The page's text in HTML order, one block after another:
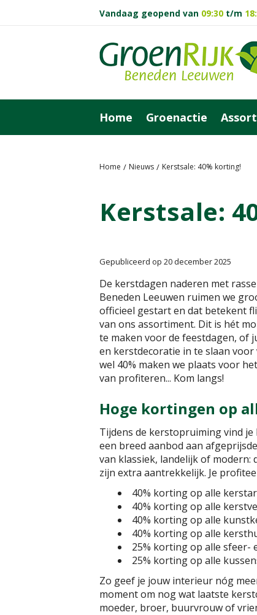
Home Nieuws Kerstsale: 40% korting!
Vandaag geopend van 09:30 t/m
Home Groenactie
Kerstsale:
Gepubliceerd op 20 december 2025
De kerstdagen naderen met
Beneden Leeuwen ruimen we
officieel gestart en dat betekent
van ons assortiment. Dit is hét
te maken voor de feestdagen, of
en kerstdecoratie in te slaan
wel 40% maken we plaats voor
van profiteren... Kom langs!
Hoge kortingen op
Tijdens de kerstopruiming vind je
een breed aanbod aan
van klassiek, landelijk of modern:
zijn extra aantrekkelijk. Je
40% korting op alle
40% korting op alle
40% korting op alle
40% korting op alle
25% korting op alle sfeer-
25% korting op alle
Zo geef je jouw interieur nóg
moment om nog wat laatste
moeder, broer, buurvrouw of